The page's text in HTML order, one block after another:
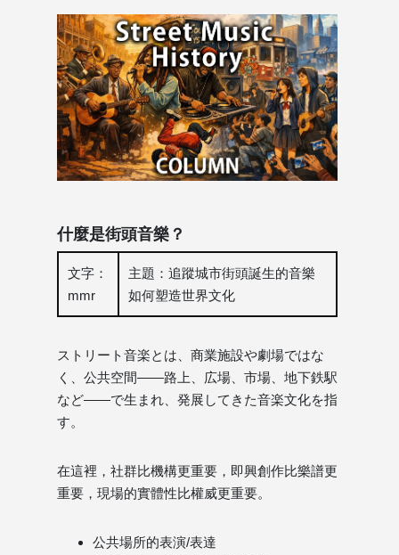
什麼是街頭音樂？
文字：
mmr
主題：追蹤城市街頭誕生的音樂
如何塑造世界文化
ストリート音楽とは、商業施設や劇場ではな
く、公共空間——路上、広場、市場、地下鉄駅
など——で生まれ、発展してきた音楽文化を指
す。
在這裡，社群比機構更重要，即興創作比樂譜更
重要，現場的實體性比權威更重要。
公共場所的表演/表達